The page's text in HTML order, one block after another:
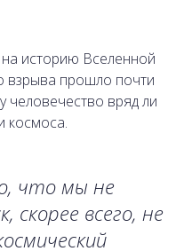
историю Вселенной
прошло почти
человечество вряд ли
космоса.
что мы не
скорее всего, не